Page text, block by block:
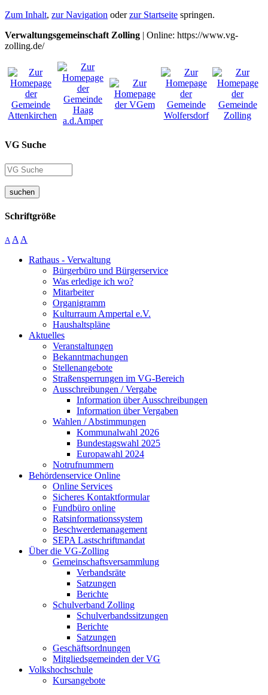
Zum Inhalt, zur Navigation oderzur Startseite springen.
Verwaltungsgemeinschaft Zolling | Online: https://www.vg-
zolling.de/
VG Suche
suchen
Schriftgröße
A A A
Rathaus - Verwaltung
Bürgerbüro und Bürgerservice
Was erledige ich wo?
Mitarbeiter
Organigramm
Kulturraum Ampertal e.V.
Haushaltspläne
Aktuelles
Veranstaltungen
Bekanntmachungen
Stellenangebote
Straßensperrungen im VG-Bereich
Ausschreibungen / Vergabe
Information über Ausschreibungen
Information über Vergaben
Wahlen / Abstimmungen
Kommunalwahl 2026
Bundestagswahl 2025
Europawahl 2024
Notrufnummern
Behördenservice Online
Online Services
Sicheres Kontaktformular
Fundbüro online
Ratsinformationssystem
Beschwerdemanagement
SEPA Lastschriftmandat
Über die VG-Zolling
Gemeinschaftsversammlung
Verbandsräte
Satzungen
Berichte
Schulverband Zolling
Schulverbandssitzungen
Berichte
Satzungen
Geschäftsordnungen
Mitgliedsgemeinden der VG
Volkshochschule
Kursangebote